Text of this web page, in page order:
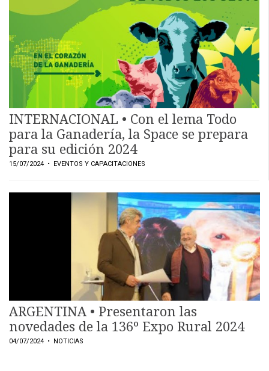
INTERNACIONAL • Con el lema Todo
para la Ganadería, la Space se prepara
para su edición 2024
15/07/2024 • EVENTOS Y CAPACITACIONES
ARGENTINA • Presentaron las
novedades de la 136º Expo Rural 2024
04/07/2024 • NOTICIAS